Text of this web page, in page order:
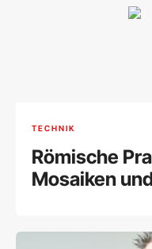
TECHNIK
Römische
Mosaiken